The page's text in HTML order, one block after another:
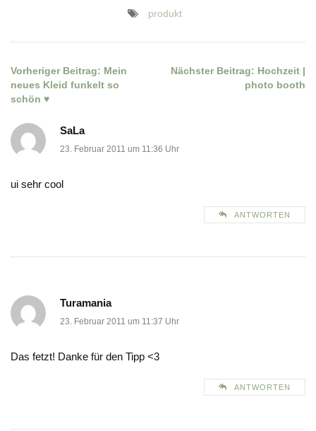
produkt
Beitragsnavigation
Vorheriger Beitrag: Mein
neues Kleid funkelt so
schön ♥
Nächster Beitrag: Hochzeit |
photo booth
SaLa
23. Februar 2011 um 11:36 Uhr
ui sehr cool
ANTWORTEN
Turamania
23. Februar 2011 um 11:37 Uhr
Das fetzt! Danke für den Tipp <3
ANTWORTEN